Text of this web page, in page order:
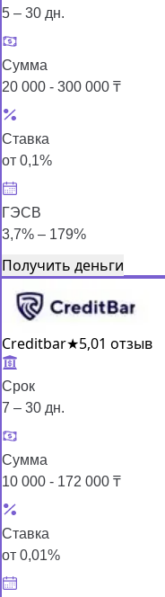
5 – 30 дн.
Сумма
20 000 - 300 000 ₸
Ставка
от 0,1%
ГЭСВ
3,7% – 179%
Получить деньги
Creditbar★5,01 отзыв
Срок
7 – 30 дн.
Сумма
10 000 - 172 000 ₸
Ставка
от 0,01%